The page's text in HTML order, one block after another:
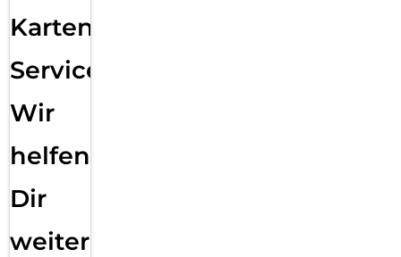
Karten
Service:
Wir
helfen
Dir
weiter